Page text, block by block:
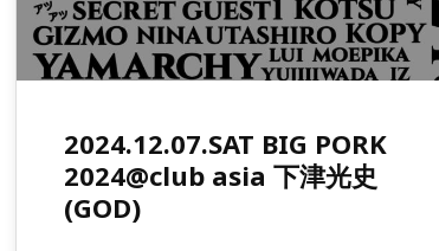
2024.12.07.SAT BIG PORK
2024@club asia 下津光史
(GOD)